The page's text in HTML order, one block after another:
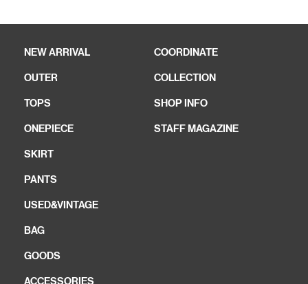
NEW ARRIVAL
OUTER
TOPS
ONEPIECE
SKIRT
PANTS
USED&VINTAGE
BAG
GOODS
ACCESSORIES
COORDINATE
COLLECTION
SHOP INFO
STAFF MAGAZINE